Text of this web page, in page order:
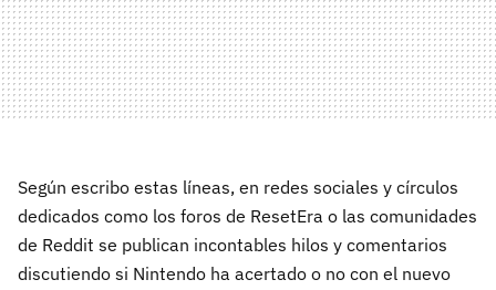
Según escribo estas líneas, en redes sociales y círculos
dedicados como los foros de ResetEra o las comunidades
de Reddit se publican incontables hilos y comentarios
discutiendo si Nintendo ha acertado o no con el nuevo